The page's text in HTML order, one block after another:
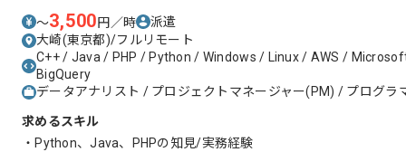
〜3,500円／時
派遣
大崎(東京都)/フルリモート
C++ / Java / PHP / Python / Windows / Linux / AWS /
BigQuery
データアナリスト / プロジェクトマネージャー(PM) / プログラ
求めるスキル
・Python、Java、PHPの知見/実務経験